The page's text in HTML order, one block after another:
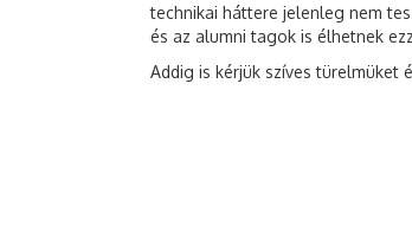
technikai háttere jelenleg nem
és az alumni tagok is élhetnek
Addig is kérjük szíves türelmüket